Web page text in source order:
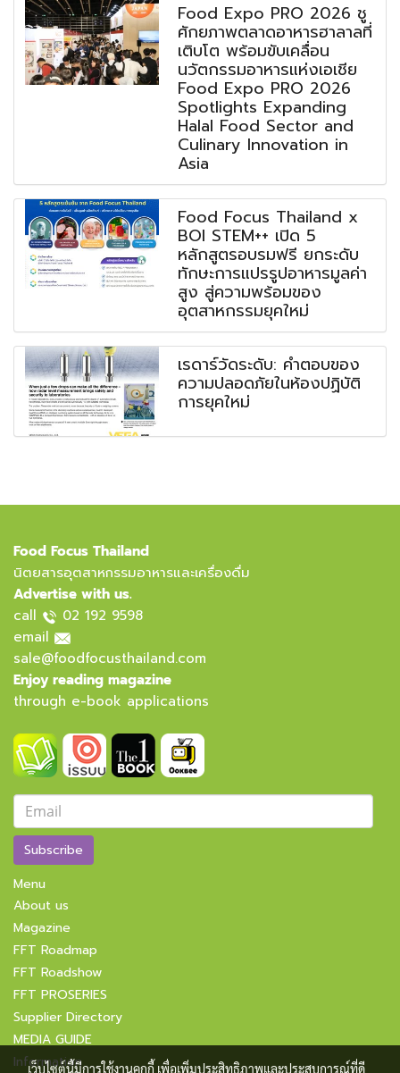
Food Expo PRO 2026 ชู
ศักยภาพตลาดอาหารฮาลาลที่
เติบโต พร้อมขับเคลื่อน
นวัตกรรมอาหารแห่งเอเชีย
Food Expo PRO 2026
Spotlights Expanding
Halal Food Sector and
Culinary Innovation in
Asia
Food Focus Thailand x
BOI STEM++ เปิด 5
หลักสูตรอบรมฟรี ยกระดับ
ทักษะการแปรรูปอาหารมูลค่า
สูง สู่ความพร้อมของ
อุตสาหกรรมยุคใหม่
เรดาร์วัดระดับ: คำตอบของ
ความปลอดภัยในห้องปฏิบัติ
การยุคใหม่
Food Focus Thailand
นิตยสารอุตสาหกรรมอาหารและเครื่องดื่ม
Advertise with us.
call
02 192 9598
email
sale@foodfocusthailand.com
Enjoy reading magazine
through e-book applications
Subscribe
Menu
About us
Magazine
FFT Roadmap
FFT Roadshow
FFT PROSERIES
Supplier Directory
MEDIA GUIDE
Information
เว็บไซต์นี้มีการใช้งานคุกกี้ เพื่อเพิ่มประสิทธิภาพและประสบการณ์ที่ดี